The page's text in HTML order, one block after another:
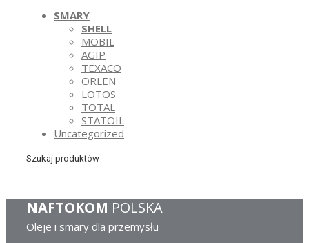
SMARY
SHELL
MOBIL
AGIP
TEXACO
ORLEN
LOTOS
TOTAL
STATOIL
Uncategorized
Szukaj produktów
NAFTOKOM POLSKA
Oleje i smary dla przemysłu